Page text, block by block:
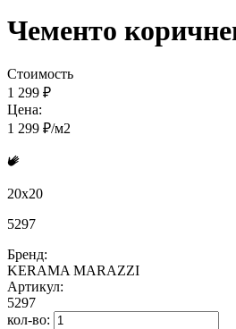
Чементо
Стоимость
1 299 ₽
Цена:
1 299 ₽/м2
20x20
5297
Бренд:
KERAMA MARAZZI
Артикул:
5297
кол-во: